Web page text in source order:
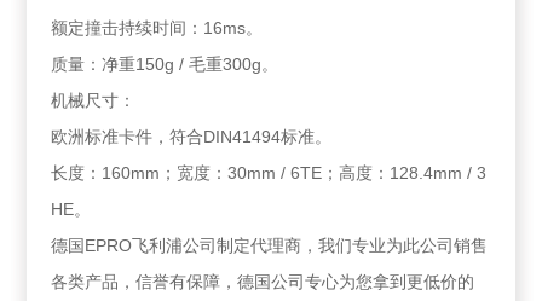
额定撞击持续时间：16ms。
质量：净重150g / 毛重300g。
机械尺寸：
欧洲标准卡件，符合DIN41494标准。
长度：160mm；宽度：30mm / 6TE；高度：128.4mm / 3
HE。
德国EPRO飞利浦公司制定代理商，我们专业为此公司销售
各类产品，信誉有保障，德国公司专心为您拿到更低价的